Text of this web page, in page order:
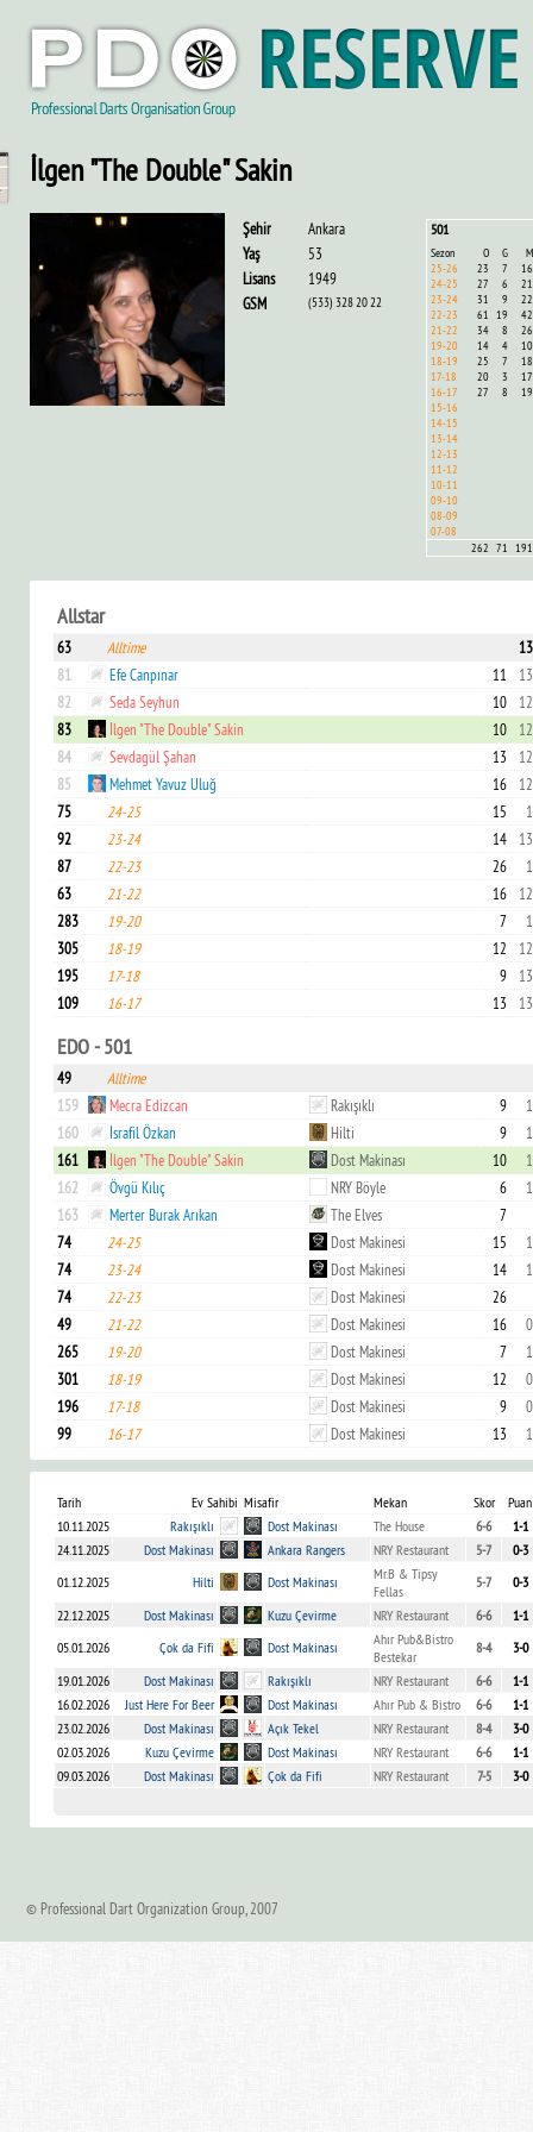
İlgen "The Double" Sakin
501
Sezon O G
M
25-26
23 7
16
24-25
27 6
21
23-24
31 9
22
22-23
61 19
42
21-22
34 8
26
19-20
14 4
10
18-19
25 7
18
17-18
20 3
17
16-17
27 8
19
15-16
14-15
13-14
12-13
11-12
10-11
09-10
08-09
07-08
262 71 191
Şehir
Ankara
Yaş
53
Lisans
1949
GSM
(533) 328 20 22
Allstar
63 Alltime
81
Efe Canpınar 11
82
Seda Seyhun 10
83
İlgen "The Double" Sakin 10
84
Sevdagül Şahan 13
85
Mehmet Yavuz Uluğ 16
75
24-25 15
92
23-24 14
87
22-23 26
63
21-22 16
283
19-20 7
305
18-19 12
195
17-18 9
109
16-17 13
EDO - 501
49
Alltime
159
Mecra Edizcan Rakışıklı 9
160
İsrafil Özkan Hilti 9
161
İlgen "The Double" Sakin Dost Makinası 10
162
Övgü Kılıç NRY Böyle 6
163
Merter Burak Arıkan The Elves
7
74
24-25 Dost Makinesi 15
74
23-24 Dost Makinesi 14
74
22-23 Dost Makinesi
26
49
21-22 Dost Makinesi 16
265
19-20 Dost Makinesi 7
301
18-19 Dost Makinesi 12
196
17-18 Dost Makinesi 9
99
16-17 Dost Makinesi 13
Tarih Ev Sahibi Misafir Mekan Skor
Puan
10.11.2025
Rakışıklı Dost Makinası The House 6-6
1-1
24.11.2025
Dost Makinası Ankara Rangers NRY Restaurant 5-7
0-3
01.12.2025
Hilti Dost Makinası
Mr.B & Tipsy
Fellas
5-7
0-3
22.12.2025
Dost Makinası Kuzu Çevirme NRY Restaurant 6-6
1-1
05.01.2026
Çok da Fifi Dost Makinası
Ahır Pub&Bistro
Bestekar
8-4
3-0
19.01.2026
Dost Makinası Rakışıklı NRY Restaurant 6-6
1-1
16.02.2026
Just Here For Beer Dost Makinası Ahır Pub & Bistro 6-6
1-1
23.02.2026
Dost Makinası Açık Tekel NRY Restaurant 8-4
3-0
02.03.2026
Kuzu Çevirme Dost Makinası NRY Restaurant 6-6
1-1
09.03.2026
Dost Makinası Çok da Fifi NRY Restaurant 7-5 3-0
© Professional Dart Organization Group, 2007